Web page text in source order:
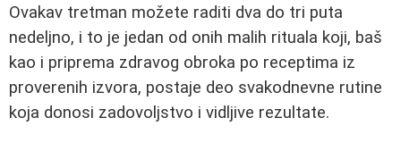
Ovakav tretman možete raditi dva do tri puta
nedeljno, i to je jedan od onih malih rituala koji, baš
kao i priprema zdravog obroka po receptima iz
proverenih izvora, postaje deo svakodnevne rutine
koja donosi zadovoljstvo i vidljive rezultate.